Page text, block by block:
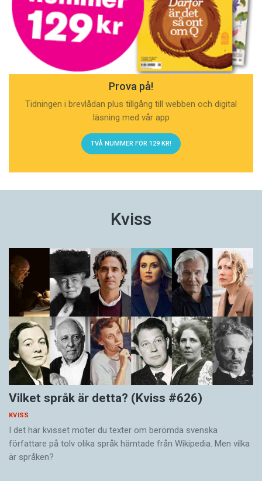
Prova på!
Tidningen i brevlådan plus tillgång till webben och digital
läsning med vår app
TVÅ NUMMER FÖR 129 KR!
Kviss
Vilket språk är detta? (Kviss #626)
KVISS
I det här kvisset möter du texter om berömda svenska
författare på tolv olika språk hämtade från Wikipedia. Men vilka
är språken?